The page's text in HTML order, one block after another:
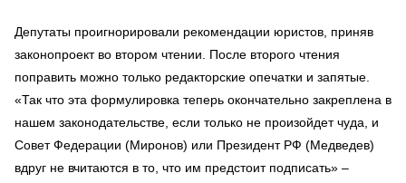
Депутаты проигнорировали рекомендации юристов, приняв
законопроект во втором чтении. После второго чтения
поправить можно только редакторские опечатки и запятые.
«Так что эта формулировка теперь окончательно закреплена в
нашем законодательстве, если только не произойдет чуда, и
Совет Федерации (Миронов) или Президент РФ (Медведев)
вдруг не вчитаются в то, что им предстоит подписать» –